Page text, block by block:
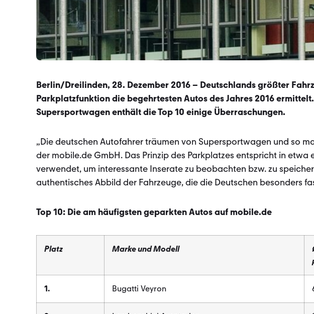
Berlin/Dreilinden, 28. Dezember 2016 – Deutschlands größter
Parkplatzfunktion die begehrtesten Autos des Jahres 2016
Supersportwagen enthält die Top 10 einige Überraschungen.
„Die deutschen Autofahrer träumen von Supersportwagen und so
der mobile.de GmbH. Das Prinzip des Parkplatzes entspricht in
verwendet, um interessante Inserate zu beobachten bzw. zu
authentisches Abbild der Fahrzeuge, die die Deutschen besonders
Top 10: Die am häufigsten geparkten Autos auf mobile.de
Platz Marke und Modell
1. Bugatti Veyron